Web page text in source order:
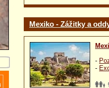
Mexiko - Zážitky a
-
-